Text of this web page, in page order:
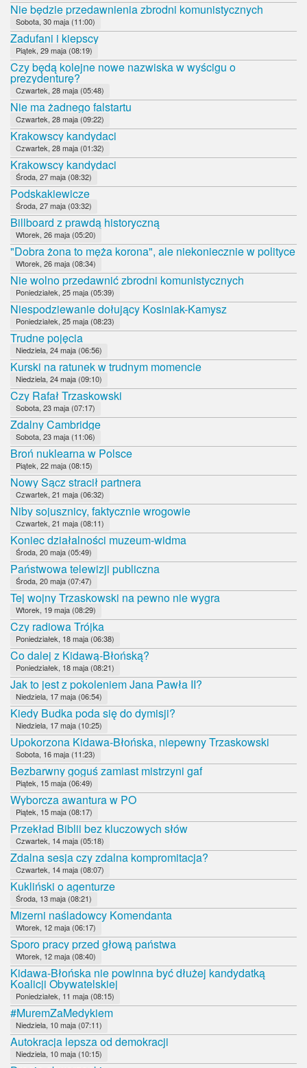
Nie będzie przedawnienia zbrodni komunistycznych
Sobota, 30 maja (11:00)
Zadufani i kiepscy
Piątek, 29 maja (08:19)
Czy będą kolejne nowe nazwiska w wyścigu o
prezydenturę?
Czwartek, 28 maja (05:48)
Nie ma żadnego falstartu
Czwartek, 28 maja (09:22)
Krakowscy kandydaci
Czwartek, 28 maja (01:32)
Krakowscy kandydaci
Środa, 27 maja (08:32)
Podskakiewicze
Środa, 27 maja (03:32)
Billboard z prawdą historyczną
Wtorek, 26 maja (05:20)
"Dobra żona to męża korona", ale niekoniecznie w polityce
Wtorek, 26 maja (08:34)
Nie wolno przedawnić zbrodni komunistycznych
Poniedziałek, 25 maja (05:39)
Niespodziewanie dołujący Kosiniak-Kamysz
Poniedziałek, 25 maja (08:23)
Trudne pojęcia
Niedziela, 24 maja (06:56)
Kurski na ratunek w trudnym momencie
Niedziela, 24 maja (09:10)
Czy Rafał Trzaskowski
Sobota, 23 maja (07:17)
Zdalny Cambridge
Sobota, 23 maja (11:06)
Broń nuklearna w Polsce
Piątek, 22 maja (08:15)
Nowy Sącz stracił partnera
Czwartek, 21 maja (06:32)
Niby sojusznicy, faktycznie wrogowie
Czwartek, 21 maja (08:11)
Koniec działalności muzeum-widma
Środa, 20 maja (05:49)
Państwowa telewizji publiczna
Środa, 20 maja (07:47)
Tej wojny Trzaskowski na pewno nie wygra
Wtorek, 19 maja (08:29)
Czy radiowa Trójka
Poniedziałek, 18 maja (06:38)
Co dalej z Kidawą-Błońską?
Poniedziałek, 18 maja (08:21)
Jak to jest z pokoleniem Jana Pawła II?
Niedziela, 17 maja (06:54)
Kiedy Budka poda się do dymisji?
Niedziela, 17 maja (10:25)
Upokorzona Kidawa-Błońska, niepewny Trzaskowski
Sobota, 16 maja (11:23)
Bezbarwny goguś zamiast mistrzyni gaf
Piątek, 15 maja (06:49)
Wyborcza awantura w PO
Piątek, 15 maja (08:17)
Przekład Biblii bez kluczowych słów
Czwartek, 14 maja (05:18)
Zdalna sesja czy zdalna kompromitacja?
Czwartek, 14 maja (08:07)
Kukliński o agenturze
Środa, 13 maja (08:21)
Mizerni naśladowcy Komendanta
Wtorek, 12 maja (06:17)
Sporo pracy przed głową państwa
Wtorek, 12 maja (08:40)
Kidawa-Błońska nie powinna być dłużej kandydatką
Koalicji Obywatelskiej
Poniedziałek, 11 maja (08:15)
#MuremZaMedykiem
Niedziela, 10 maja (07:11)
Autokracja lepsza od demokracji
Niedziela, 10 maja (10:15)